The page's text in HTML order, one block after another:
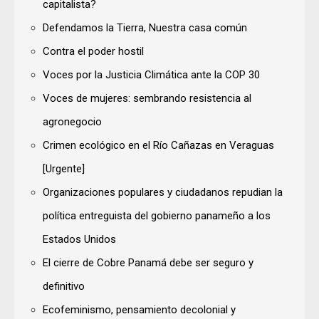
capitalista?
Defendamos la Tierra, Nuestra casa común
Contra el poder hostil
Voces por la Justicia Climática ante la COP 30
Voces de mujeres: sembrando resistencia al
agronegocio
Crimen ecológico en el Río Cañazas en Veraguas
[Urgente]
Organizaciones populares y ciudadanos repudian la
política entreguista del gobierno panameño a los
Estados Unidos
El cierre de Cobre Panamá debe ser seguro y
definitivo
Ecofeminismo, pensamiento decolonial y